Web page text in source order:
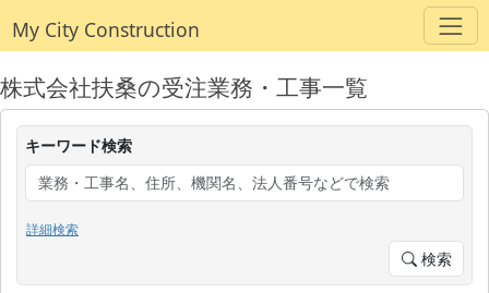
My City Construction
株式会社扶桑の受注業務・工事一覧
キーワード検索
詳細検索
検索